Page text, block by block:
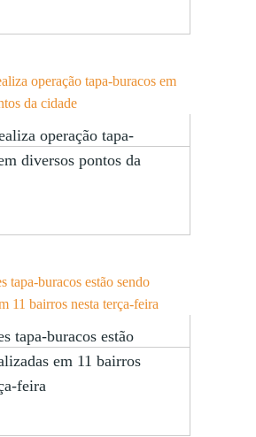
operação tapa-
diversos pontos da
tapa-buracos estão
em 11 bairros
feira